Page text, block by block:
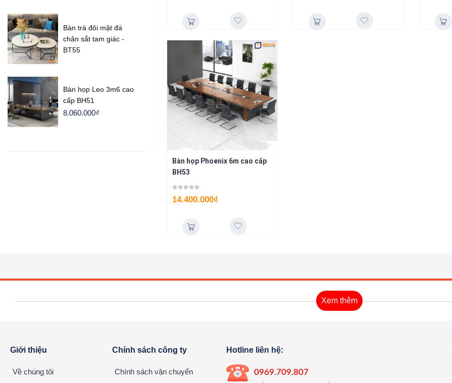
Bàn họp Phoenix 6m cao cấp
BH53
14.400.000₫
Bàn trà đôi mặt đá
chân sắt tam giác -
BT55
Bàn họp Leo 3m6 cao
cấp BH51
8.060.000₫
Xem thêm
Giới thiệu
Về chúng tôi
Chính sách công ty
Chính sách vận chuyển
Hotline liên hệ:
0969.709.807